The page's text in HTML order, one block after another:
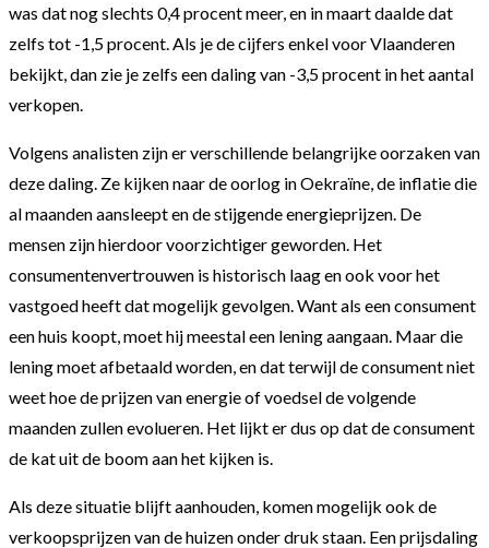
was dat nog slechts 0,4 procent meer, en in maart daalde dat
zelfs tot -1,5 procent. Als je de cijfers enkel voor Vlaanderen
bekijkt, dan zie je zelfs een daling van -3,5 procent in het aantal
verkopen.
Volgens analisten zijn er verschillende belangrijke oorzaken van
deze daling. Ze kijken naar de oorlog in Oekraïne, de inflatie die
al maanden aansleept en de stijgende energieprijzen. De
mensen zijn hierdoor voorzichtiger geworden. Het
consumentenvertrouwen is historisch laag en ook voor het
vastgoed heeft dat mogelijk gevolgen. Want als een consument
een huis koopt, moet hij meestal een lening aangaan. Maar die
lening moet afbetaald worden, en dat terwijl de consument niet
weet hoe de prijzen van energie of voedsel de volgende
maanden zullen evolueren. Het lijkt er dus op dat de consument
de kat uit de boom aan het kijken is.
Als deze situatie blijft aanhouden, komen mogelijk ook de
verkoopsprijzen van de huizen onder druk staan. Een prijsdaling